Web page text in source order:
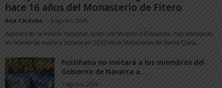
hace 16 años del Monasterio de Fitero
Ana Córdoba - 4 agosto, 2026
Agentes de la Policía Nacional, junto con Mossos d’Esquadra, han entregado
un relieve de madera robado en 2010 en el Monasterio de Santa Clara...
Fustiñana no invitará a los miembros del
Gobierno de Navarra a...
1 agosto, 2026